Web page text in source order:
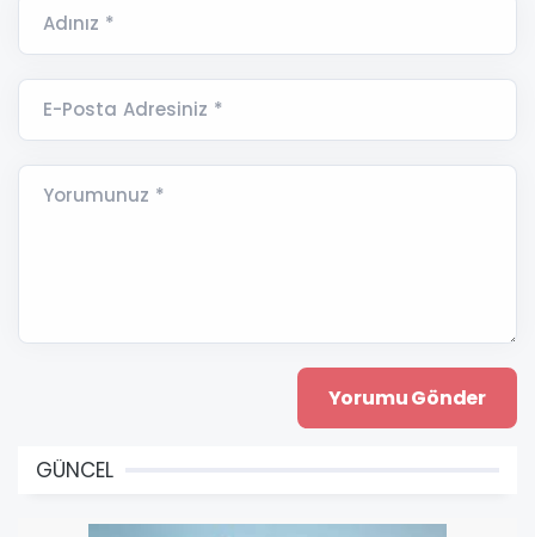
Adınız *
E-Posta Adresiniz *
Yorumunuz *
GÜNCEL